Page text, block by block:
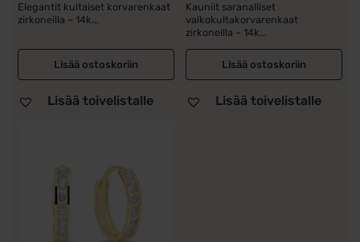
Elegantit kultaiset korvarenkaat
zirkoneilla – 14k...
Lisää ostoskoriin
Lisää toivelistalle
Kauniit saranalliset
valkokultakorvarenkaat
zirkoneilla – 14k...
Lisää ostoskoriin
Lisää toivelistalle